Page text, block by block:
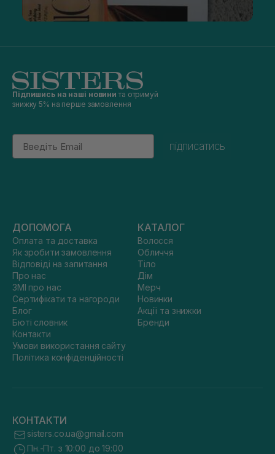
Підпишись на наші новини та отримуй
знижку 5% на перше замовлення
Email
підписатись
ДОПОМОГА
Оплата та доставка
Як зробити замовлення
Відповіді на запитання
Про нас
ЗМІ про нас
Сертифікати та нагороди
Блог
Бюті словник
Контакти
Умови використання сайту
Політика конфіденційності
КАТАЛОГ
Волосся
Обличчя
Тіло
Дім
Мерч
Новинки
Акції та знижки
Бренди
КОНТАКТИ
sisters.co.ua@gmail.com
Пн.-Пт. з 10:00 до 19:00